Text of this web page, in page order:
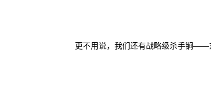
更不用说，我们还有战略级杀手锏——